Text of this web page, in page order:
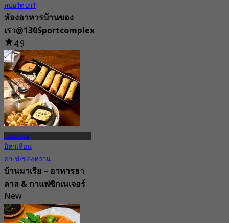
สปอร์ตบาร์
ห้องอาหารบ้านของ
เรา@130Sportcomplex
4.9
333 การจอง
จาก฿ 295
รามคำแหง
อิตาเลียน
คาเฟ่/ของหวาน
บ้านมาเรีย – อาหารฮา
ลาล & กาแฟซิกเนเจอร์
New
4.8